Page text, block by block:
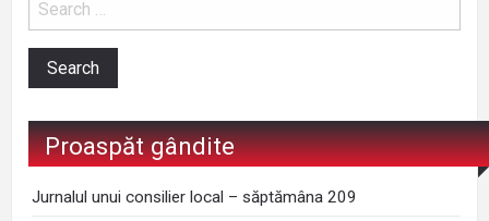
Proaspăt gândite
Jurnalul unui consilier local – săptămâna 209